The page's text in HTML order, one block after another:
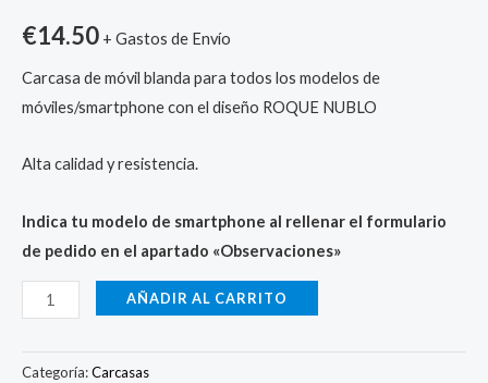
€14.50 + Gastos de Envío
Carcasa de móvil blanda para todos los modelos de
móviles/smartphone con el diseño ROQUE NUBLO
Alta calidad y resistencia.
Indica tu modelo de smartphone al rellenar el formulario
de pedido en el apartado «Observaciones»
AÑADIR AL CARRITO
Categoría:Carcasas